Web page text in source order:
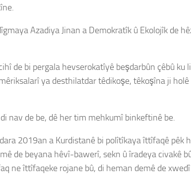
Azadiya Jinan a Demokratîk û Ekolojîk de
de bi pergala hevserokatîyê beşdarbûn çêbû ku
ya desthilatdar têdikoşe, têkoşîna ji
nav de be, dê her tim mehkumî binkeftinê be.
2019an a Kurdistanê bi polîtîkaya îttîfaqê pêk
de beyana hêvî-bawerî, sekn û îradeya civakê
ne îttîfaqeke rojane bû, di heman demê de